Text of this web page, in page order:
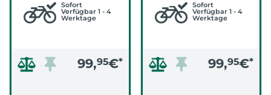
Sofort
Verfügbar 1 - 4
Werktage
99,95€*
Sofort
Verfügbar 1 - 4
Werktage
99,95€*